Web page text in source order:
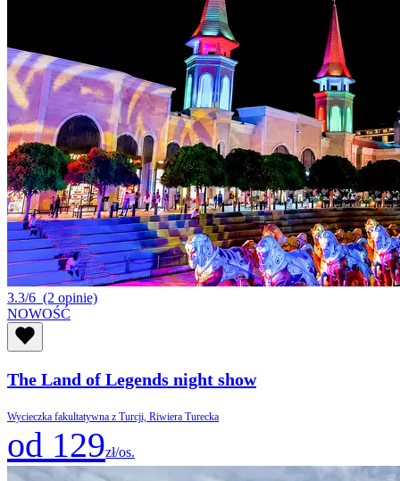
3.3/6 (2 opinie)
NOWOŚĆ
The Land of Legends night show
Wycieczka fakultatywna z Turcji, Riwiera Turecka
od 129zł/os.